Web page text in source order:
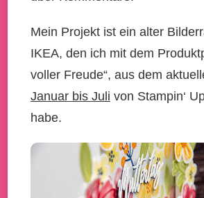
Mein Projekt ist ein alter
IKEA, den ich mit dem
voller Freude“, aus dem
Januar bis Juli von Stampin‘
habe.